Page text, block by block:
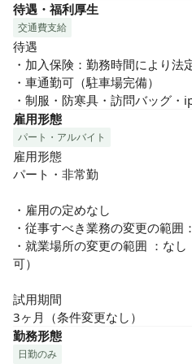
待遇・福利厚生
交通費支給
待遇
・加入保険：勤務時間により法
・車通勤可（駐車場完備）
・制服・防寒具・訪問バッグ・
雇用形態
パート・アルバイト
雇用形態
パート・非常勤
・雇用の定めなし
・従事すべき業務の変更の範囲
・就業場所の変更の範囲 ：な
可）
試用期間
3ヶ月（条件変更なし）
勤務形態
日勤のみ